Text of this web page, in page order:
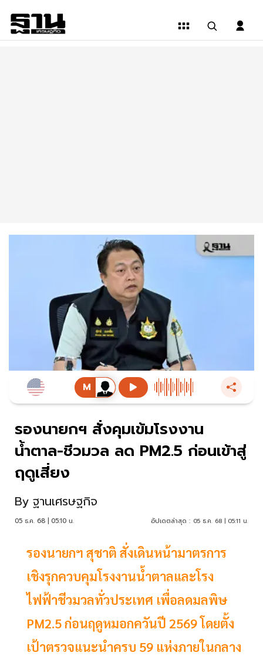
รองนายกฯ สั่งคุมเข้มโรงงาน
น้ำตาล-ชีวมวล ลด PM2.5 ก่อนเข้าสู่
ฤดูเสี่ยง
By ฐานเศรษฐกิจ
05 ธ.ค. 68 | 05:10 น. อัปเดตล่าสุด : 05 ธ.ค. 68 | 05:11 น.
รองนายกฯ สุชาติ สั่งเดินหน้ามาตรการ
เชิงรุกควบคุมโรงงานน้ำตาลและโรง
ไฟฟ้าชีวมวลทั่วประเทศ เพื่อลดมลพิษ
PM2.5 ก่อนฤดูหมอกควันปี 2569 โดยตั้ง
เป้าตรวจแนะนำครบ 59 แห่งภายในกลาง